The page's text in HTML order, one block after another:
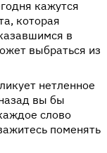
кажутся
которая
в
выбраться из
нетленное
вы бы
слово
поменять